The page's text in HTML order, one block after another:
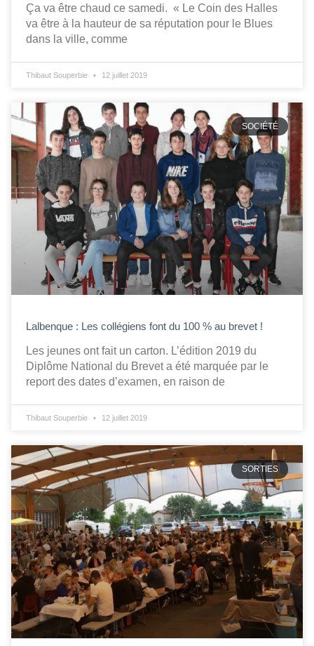
Ça va être chaud ce samedi. « Le Coin des Halles
va être à la hauteur de sa réputation pour le Blues
dans la ville, comme
Thibaut Souperbie 12 juillet 2019
SOCIÉTÉ
Lalbenque : Les collégiens font du 100 % au brevet !
Les jeunes ont fait un carton. L’édition 2019 du
Diplôme National du Brevet a été marquée par le
report des dates d’examen, en raison de
Thibaut Souperbie 12 juillet 2019
SORTIES